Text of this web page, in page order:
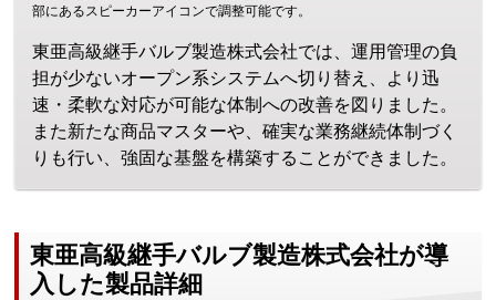
部にあるスピーカーアイコンで調整可能です。
東亜高級継手バルブ製造株式会社では、運用管理の負
担が少ないオープン系システムへ切り替え、より迅
速・柔軟な対応が可能な体制への改善を図りました。
また新たな商品マスターや、確実な業務継続体制づく
りも行い、強固な基盤を構築することができました。
東亜高級継手バルブ製造株式会社が導
入した製品詳細